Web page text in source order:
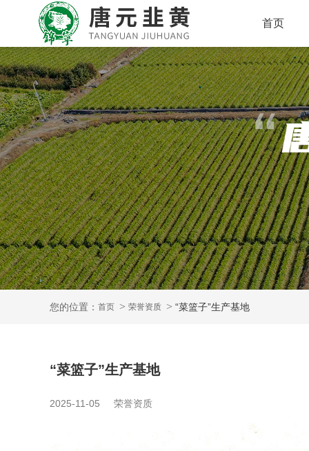
首页
您的位置： 首页 荣誉资质 “菜篮子”生产基地
“菜篮子”生产基地
2025-11-05 荣誉资质